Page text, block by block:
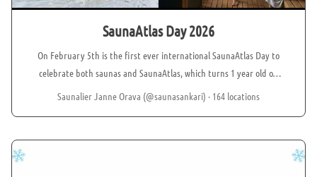
SaunaAtlas Day 2026
On February 5th is the first ever international SaunaAtlas Day to
celebrate both saunas and SaunaAtlas, which turns 1 year old on
that day 🥳 Since sauna bathing is at the very core of SaunaAtlas,
and sauna enthusiasts around the world to join in by enjoying a
Saunalier Janne Orava (@saunasankari) · 164 locations